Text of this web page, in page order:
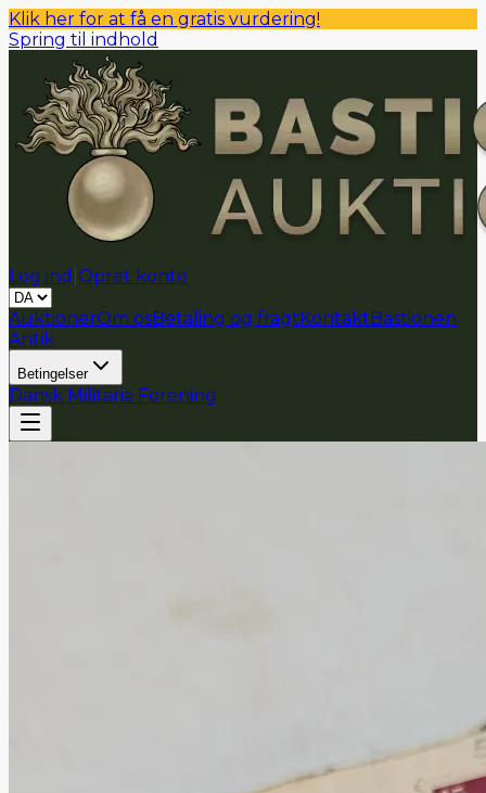
Klik her for at få en gratis vurdering!
Spring til indhold
Log ind Opret konto
AuktionerOm osBetaling og fragtKontaktBastionen
Antik
Betingelser
Dansk Militaria Forening